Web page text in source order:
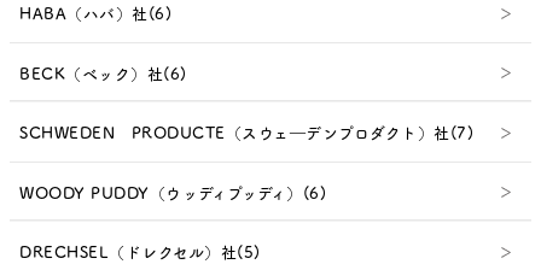
HABA（ハバ）社(6)
BECK（ベック）社(6)
SCHWEDEN PRODUCTE（スウェ―デンプロダクト）社(7)
WOODY PUDDY（ウッディプッディ）(6)
DRECHSEL（ドレクセル）社(5)